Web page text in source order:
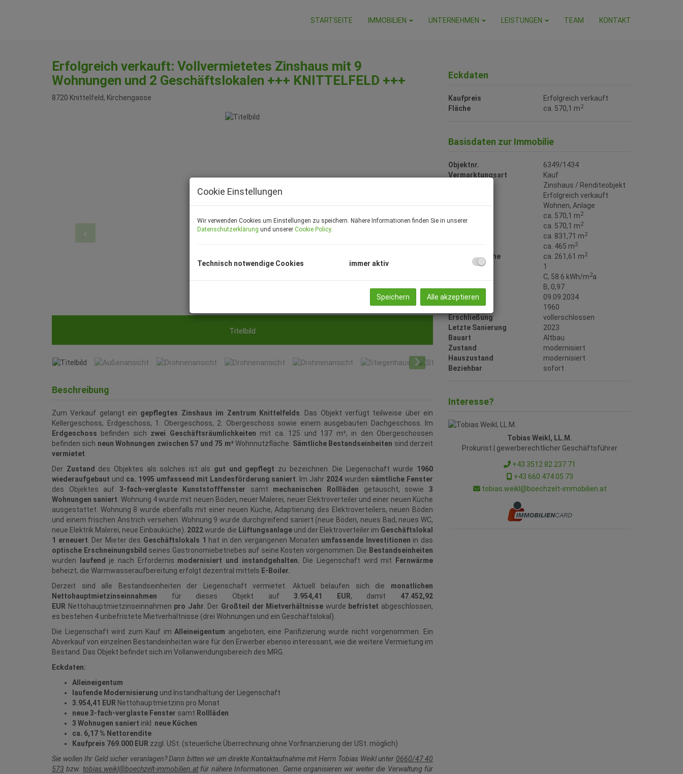
STARTSEITE IMMOBILIEN UNTERNEHMEN LEISTUNGEN TEAM KONTAKT
Erfolgreich verkauft: Vollvermietetes Zinshaus mit 9
Wohnungen und 2 Geschäftslokalen +++ KNITTELFELD +++
8720 Knittelfeld, Kirchengasse
Außenansicht
Beschreibung
Zum Verkauf gelangt ein gepflegtes Zinshaus im Zentrum Knittelfelds. Das Objekt verfügt teilweise über ein
Kellergeschoss, Erdgeschoss, 1. Obergeschoss, 2. Obergeschoss sowie einem ausgebauten Dachgeschoss. Im
Erdgeschoss befinden sich zwei Geschäftsräumlichkeiten mit ca. 125 und 137 m², in den Obergeschossen
befinden sich neun Wohnungen zwischen 57 und 75 m² Wohnnutzfläche. Sämtliche Bestandseinheiten sind derzeit
vermietet.
Der Zustand des Objektes als solches ist als gut und gepflegt zu bezeichnen. Die Liegenschaft wurde 1960
wiederaufgebaut und ca. 1995 umfassend mit Landesförderung saniert. Im Jahr 2024 wurden sämtliche Fenster
des Objektes auf3-fach-verglaste Kunststofffenster samt mechanischen Rollläden getauscht, sowie3
Wohnungen saniert. Wohnung 4 wurde mit neuen Böden, neuer Malerei, neuer Elektroverteiler und einer neuen Küche
ausgestattet. Wohnung 8 wurde ebenfalls mit einer neuen Küche, Adaptierung des Elektroverteilers, neuen Böden
und einem frischen Anstrich versehen. Wohnung 9 wurde durchgreifend saniert (neue Böden, neues Bad, neues WC,
neue Elektrik Malerei, neue Einbauküche). 2022wurde die Lüftungsanlageund der Elektroverteiler im Geschäftslokal
1 erneuert. Der Mieter des Geschäftslokals 1 hat in den vergangenen Monaten umfassende Investitionen in das
optische Erschneinungsbild seines Gastronomiebetriebes auf seine Kosten vorgenommen. Die Bestandseinheiten
wurden
laufend je nach Erfordernis modernisiert und instandgehalten. Die Liegenschaft wird mit
Fernwärme
beheizt, die Warmwasseraufbereitung erfolgt dezentral mittels E-Boiler.
Derzeit sind alle Bestandseinheiten der Liegenschaft vermietet. Aktuell belaufen sich die monatlichen
Nettohauptmietzinseinnahmen für dieses Objekt auf3.954,41 EUR, damit 47.452,92
EUR Nettohauptmietzinseinnahmen pro Jahr. Der Großteil der Mietverhältnisse wurde befristet abgeschlossen,
es bestehen 4 unbefristete Mietverhältnisse (drei Wohnungen und ein Geschäftslokal).
Die Liegenschaft wird zum Kauf imAlleineigentum angeboten, eine Parifizierung wurde nicht vorgenommen. Ein
Abverkauf von einzelnen Bestandeinheiten wäre für den Erwerber ebenso interessant, wie die weitere Vermietung im
Bestand. Das Objekt befindet sich im Vollanwendungsbereich des MRG.
Eckdaten:
Alleineigentum
laufende Modernisierung und Instandhaltung der Liegenschaft
3.954,41 EUR Nettohauptmietzins pro Monat
neue 3-fach-verglaste Fenster samt Rollläden
3 Wohnugen saniert inkl. neue Küchen
ca. 6,17 % Nettorendite
Kaufpreis 769.000 EUR zzgl. USt. (steuerliche Überrechnung ohne Vorfinanzierung der USt. möglich)
Sie wollen Ihr Geld sicher veranlagen? Dann bitten wir um direkte Kontaktaufnahme mit Herrn Tobias Weikl unter 0660/47 40
573 bzw. tobias.weikl@boechzelt-immobilien.atfür nähere Informationen. Gerne organisieren wir weiter die Verwaltung für
Eckdaten
Kaufpreis
Erfolgreich verkauft
Fläche
ca. 570,1 m2
Basisdaten zur Immobilie
Objektnr.
6349/1434
Vermarktungsart
Kauf
Zinshaus / Renditeobjekt
Erfolgreich verkauft
Nutzungsart
Wohnen Anlage
ca. 570,1 m2
ca. 570,1 m2
ca. 831,71 m2
ca. 465 m2
Verkaufsfläche ca. 261,61 m2
Balkone
1
C, 58.6 kWh/m2a
fGEE
B, 0,97
gültig bis
09.09.2034
Baujahr
1960
Erschließung
vollerschlossen
Letzte Sanierung
2023
Bauart
Altbau
Zustand
modernisiert
Hauszustand
modernisiert
Beziehbar
sofort
Interesse?
Tobias Weikl, LL.M.
Prokurist | gewerberechtlicher Geschäftsführer
+43 3512 82 237 71
+43 660 474 05 73
tobias.weikl@boechzelt-immobilien.at
Cookie Einstellungen
Wir verwenden Cookies um Einstellungen zu speichern. Nähere Informationen finden Sie in unserer
Datenschutzerklärung und unserer Cookie Policy.
Technisch notwendige Cookies immer aktiv
Speichern Alle akzeptieren